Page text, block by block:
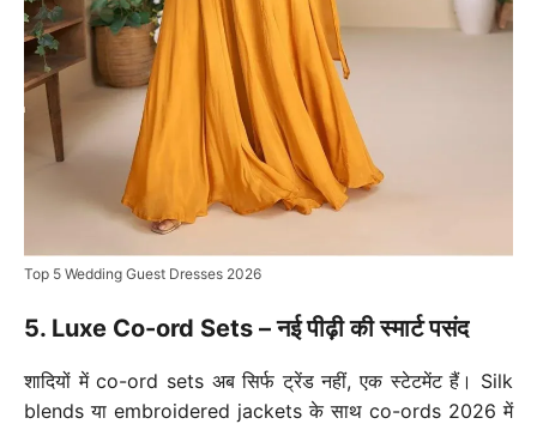
Top 5 Wedding Guest Dresses 2026
5. Luxe Co-ord Sets – नई पीढ़ी की स्मार्ट पसंद
शादियों में co-ord sets अब सिर्फ ट्रेंड नहीं, एक स्टेटमेंट हैं। Silk
blends या embroidered jackets के साथ co-ords 2026 में